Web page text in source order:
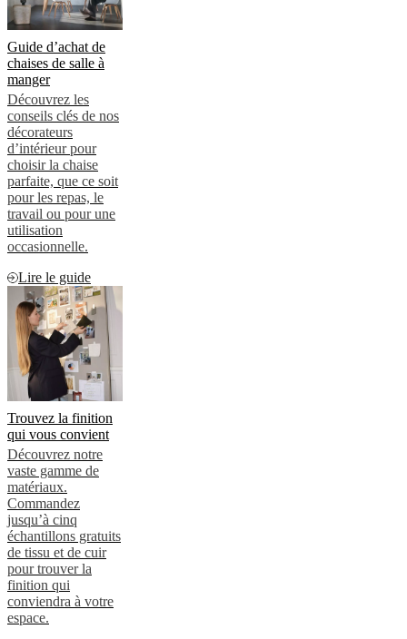
Guide d’achat de
chaises de salle à
manger
Découvrez les
conseils clés de nos
décorateurs
d’intérieur pour
choisir la chaise
parfaite, que ce soit
pour les repas, le
travail ou pour une
utilisation
occasionnelle.
Lire le guide
Trouvez la finition
qui vous convient
Découvrez notre
vaste gamme de
matériaux.
Commandez
jusqu’à cinq
échantillons gratuits
de tissu et de cuir
pour trouver la
finition qui
conviendra à votre
espace.